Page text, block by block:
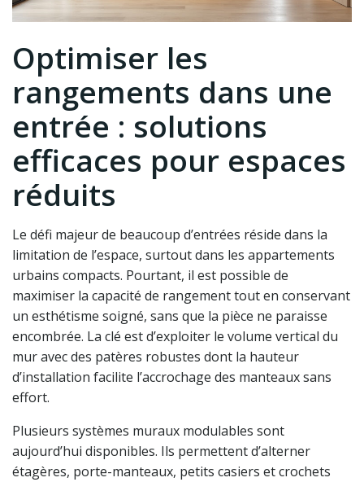
Optimiser les
rangements dans une
entrée : solutions
efficaces pour espaces
réduits
Le défi majeur de beaucoup d’entrées réside dans la
limitation de l’espace, surtout dans les appartements
urbains compacts. Pourtant, il est possible de
maximiser la capacité de rangement tout en conservant
un esthétisme soigné, sans que la pièce ne paraisse
encombrée. La clé est d’exploiter le volume vertical du
mur avec des patères robustes dont la hauteur
d’installation facilite l’accrochage des manteaux sans
effort.
Plusieurs systèmes muraux modulables sont
aujourd’hui disponibles. Ils permettent d’alterner
étagères, porte-manteaux, petits casiers et crochets